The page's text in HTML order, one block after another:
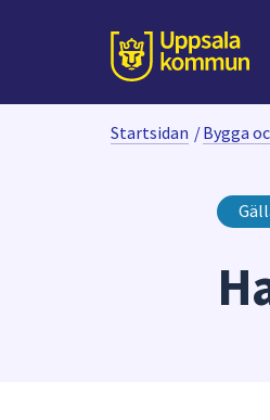
Till sidans
huvudinnehåll
Startsidan /Bygga